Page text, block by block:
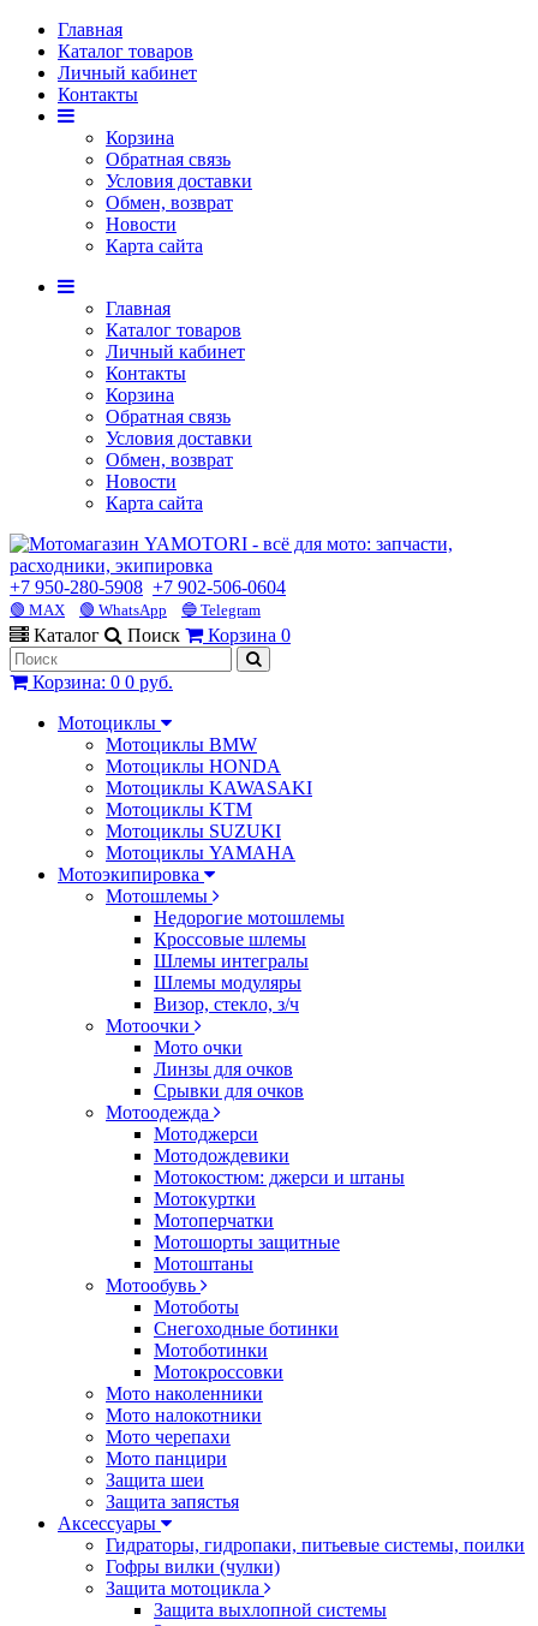
Главная
Каталог товаров
Личный кабинет
Контакты
Корзина
Обратная связь
Условия доставки
Обмен, возврат
Новости
Карта сайта
Главная
Каталог товаров
Личный кабинет
Контакты
Корзина
Обратная связь
Условия доставки
Обмен, возврат
Новости
Карта сайта
+7 950-280-5908 +7 902-506-0604
🟢 MAX 🟢 WhatsApp 🔵 Telegram
Каталог Поиск Корзина 0
Корзина: 0 0 руб.
Мотоциклы
Мотоциклы BMW
Мотоциклы HONDA
Мотоциклы KAWASAKI
Мотоциклы KTM
Мотоциклы SUZUKI
Мотоциклы YAMAHA
Мотоэкипировка
Мотошлемы
Недорогие мотошлемы
Кроссовые шлемы
Шлемы интегралы
Шлемы модуляры
Визор, стекло, з/ч
Мотоочки
Мото очки
Линзы для очков
Срывки для очков
Мотоодежда
Мотоджерси
Мотодождевики
Мотокостюм: джерси и штаны
Мотокуртки
Мотоперчатки
Мотошорты защитные
Мотоштаны
Мотообувь
Мотоботы
Снегоходные ботинки
Мотоботинки
Мотокроссовки
Мото наколенники
Мото налокотники
Мото черепахи
Мото панцири
Защита шеи
Защита запястья
Аксессуары
Гидраторы, гидропаки, питьевые системы, поилки
Гофры вилки (чулки)
Защита мотоцикла
Защита выхлопной системы